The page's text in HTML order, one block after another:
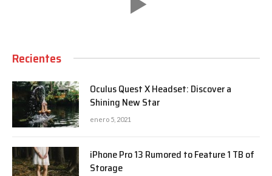
Recientes
Oculus Quest X Headset: Discover a
Shining New Star
enero 5, 2021
iPhone Pro 13 Rumored to Feature 1 TB of
Storage